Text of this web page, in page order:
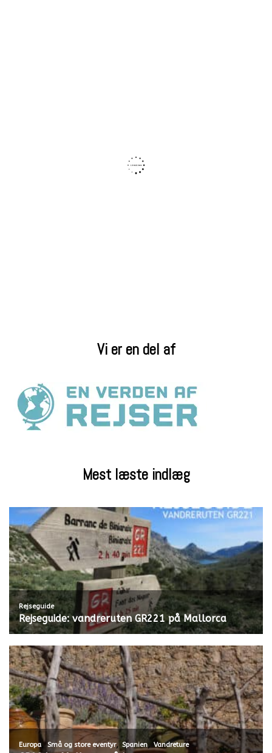
Vi er en del af
Mest læste indlæg
Rejseguide
Rejseguide: vandreruten GR221 på Mallorca
Europa, Små og store eventyr, Spanien, Vandreture